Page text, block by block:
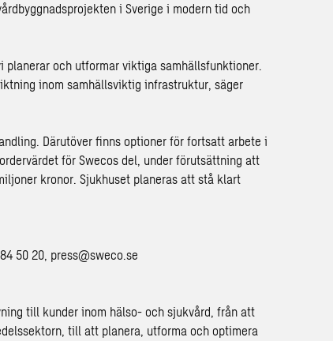
i Sverige i modern tid och
och utformar viktiga samhällsfunktioner.
inom samhällsviktig infrastruktur, säger
Därutöver finns optioner för fortsatt arbete i
för Swecos del, under förutsättning att
kronor. Sjukhuset planeras att stå klart
50 20, press@sweco.se
till kunder inom hälso- och sjukvård, från att
till att planera, utforma och optimera